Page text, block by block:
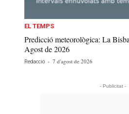
EL TEMPS
Predicció meteorològica: La
Agost de 2026
Redacció - 7 d'agost de 2026
- Publicitat -